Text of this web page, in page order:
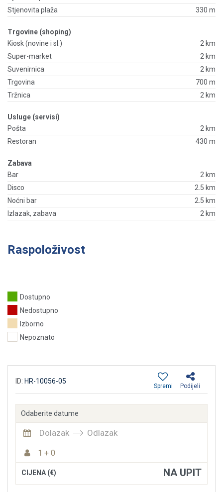
Stjenovita plaža
330 m
Trgovine (shoping)
Kiosk (novine i sl.)
2 km
Super-market
2 km
Suvenirnica
2 km
Trgovina
700 m
Tržnica
2 km
Usluge (servisi)
Pošta
2 km
Restoran
430 m
Zabava
Bar
2 km
Disco
2.5 km
Noćni bar
2.5 km
Izlazak, zabava
2 km
Raspoloživost
Dostupno
Nedostupno
Izborno
Nepoznato
ID: HR-10056-05
Podijeli
Spremi
Odaberite datume
Dolazak Odlazak
1 + 0
CIJENA (€) NA UPIT